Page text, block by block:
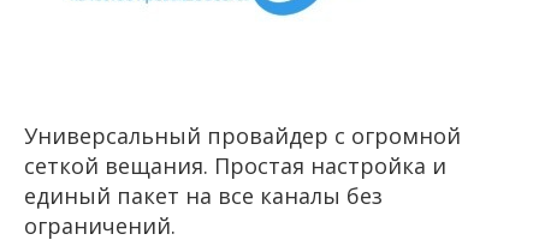
Универсальный провайдер с огромной
сеткой вещания. Простая настройка и
единый пакет на все каналы без
ограничений.